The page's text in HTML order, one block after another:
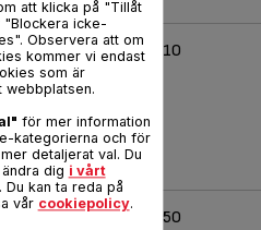
ULTRACORD 210
300 ml.
:
ULTRACORD 250
att klicka på "Tillåt
icke-
Observera att om
kommer vi endast
som är
webbplatsen.
för mer information
kategorierna och för
detaljerat val. Du
dig i vårt
. Du kan ta reda på
vår cookiepolicy.